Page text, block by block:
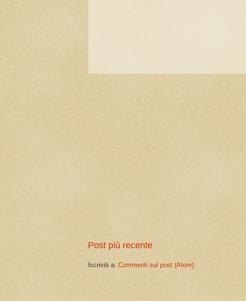
Post più recente
Iscriviti a: Commenti sul post (Atom)